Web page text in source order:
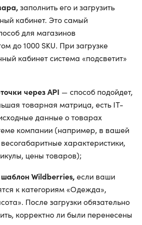
заполнить его и загрузить
кабинет. Это самый
для магазинов
до 1000 SKU. При загрузке
кабинет система «подсветит»
через API — способ подойдет,
товарная матрица, есть IT-
данные о товарах
компании (например, в вашей
характеристики,
цены товаров);
шаблон Wildberries,если ваши
к категориям «Одежда»,
После загрузки обязательно
корректно ли были перенесены